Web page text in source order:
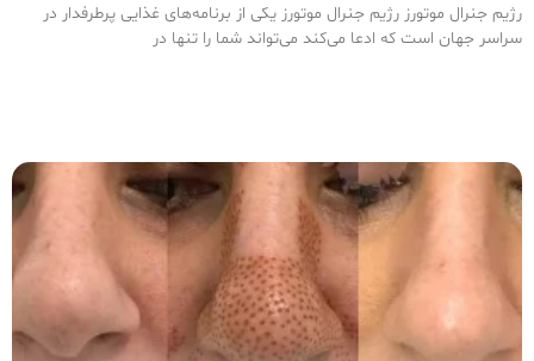
رژیم جنرال موتورز رژیم جنرال موتورز یکی از برنامه‌های غذایی پرطرفدار در
سراسر جهان است که ادعا می‌کند می‌تواند شما را تنها در